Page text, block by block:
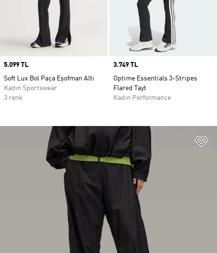
Price
5.099 TL
Soft Lux Bol Paça Eşofman Altı
Kadın Sportswear
3 renk
Price
3.749 TL
Optime Essentials 3-Stripes
Flared Tayt
Kadın Performance